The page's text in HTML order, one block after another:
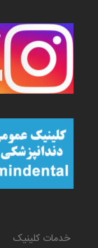
خدمات کلینیک